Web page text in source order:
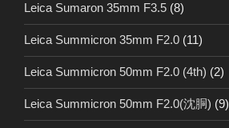
Leica Sumaron 35mm F3.5 (8)
Leica Summicron 35mm F2.0 (11)
Leica Summicron 50mm F2.0 (4th) (2)
Leica Summicron 50mm F2.0(沈胴) (9)